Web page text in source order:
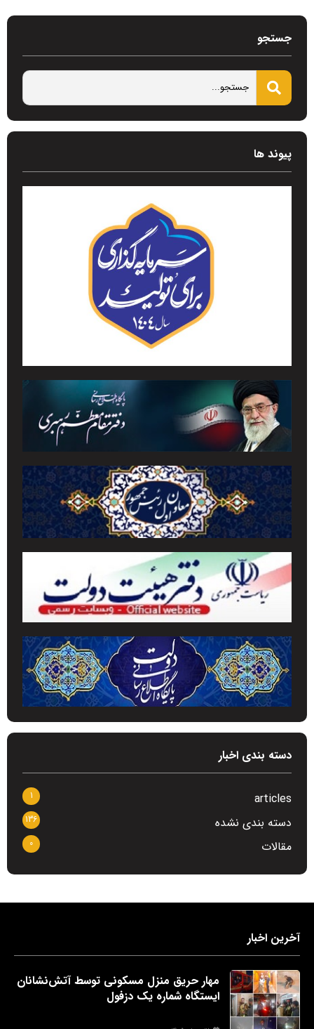
جستجو
پیوند ها
دسته بندی اخبار
articles
1
دسته بندی نشده 136
مقالات 0
آخرین اخبار
مهار حریق منزل مسکونی توسط آتش‌نشانان
ایستگاه شماره یک دزفول